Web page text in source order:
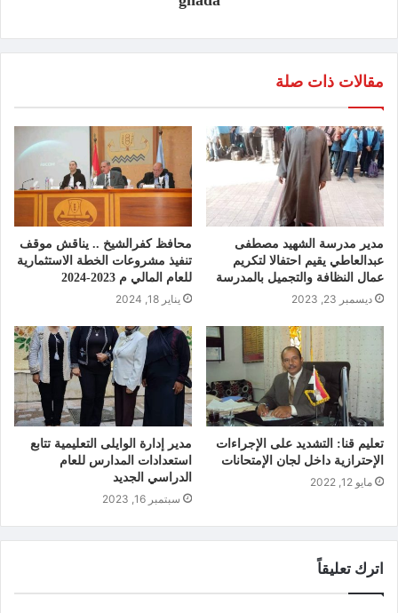
مقالات ذات صلة
مدير مدرسة الشهيد مصطفى
عبدالعاطي يقيم احتفالا لتكريم
عمال النظافة والتجميل بالمدرسة
ديسمبر 23, 2023
محافظ كفرالشيخ .. يناقش موقف
تنفيذ مشروعات الخطة الاستثمارية
للعام المالي 202‪4-2023 م
يناير 18, 2024
تعليم قنا: التشديد على الإجراءات
الإحترازية داخل لجان الإمتحانات
مايو 12, 2022
مدير إدارة الوايلى التعليمية تتابع
استعدادات المدارس للعام
الدراسي الجديد
سبتمبر 16, 2023
اترك تعليقاً